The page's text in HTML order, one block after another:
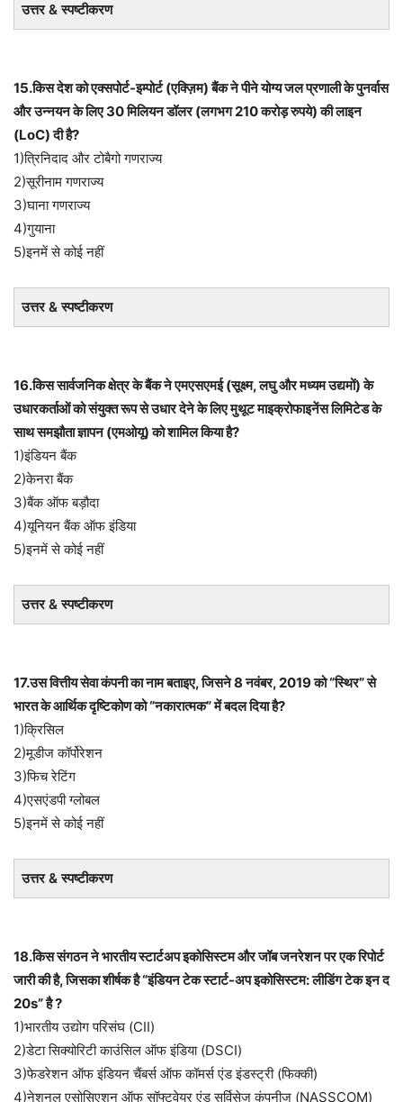
उत्तर & स्पष्टीकरण
15.किस देश को एक्सपोर्ट-इम्पोर्ट (एक्ज़िम) बैंक ने पीने योग्य जल प्रणाली के पुनर्वास
और उन्नयन के लिए 30 मिलियन डॉलर (लगभग 210 करोड़ रुपये) की लाइन
(LoC) दी है?
1)त्रिनिदाद और टोबैगो गणराज्य
2)सूरीनाम गणराज्य
3)घाना गणराज्य
4)गुयाना
5)इनमें से कोई नहीं
उत्तर & स्पष्टीकरण
16.किस सार्वजनिक क्षेत्र के बैंक ने एमएसएमई (सूक्ष्म, लघु और मध्यम उद्यमों) के
उधारकर्ताओं को संयुक्त रूप से उधार देने के लिए मुथूट माइक्रोफाइनेंस लिमिटेड के
साथ समझौता ज्ञापन (एमओयू) को शामिल किया है?
1)इंडियन बैंक
2)केनरा बैंक
3)बैंक ऑफ बड़ौदा
4)यूनियन बैंक ऑफ इंडिया
5)इनमें से कोई नहीं
उत्तर & स्पष्टीकरण
17.उस वित्तीय सेवा कंपनी का नाम बताइए, जिसने 8 नवंबर, 2019 को “स्थिर” से
भारत के आर्थिक दृष्टिकोण को “नकारात्मक” में बदल दिया है?
1)क्रिसिल
2)मूडीज कॉर्पोरेशन
3)फिच रेटिंग
4)एसएंडपी ग्लोबल
5)इनमें से कोई नहीं
उत्तर & स्पष्टीकरण
18.किस संगठन ने भारतीय स्टार्टअप इकोसिस्टम और जॉब जनरेशन पर एक रिपोर्ट
जारी की है, जिसका शीर्षक है “इंडियन टेक स्टार्ट-अप इकोसिस्टम: लीडिंग टेक इन द
20s” है ?
1)भारतीय उद्योग परिसंघ (CII)
2)डेटा सिक्योरिटी काउंसिल ऑफ इंडिया (DSCI)
3)फेडरेशन ऑफ इंडियन चैंबर्स ऑफ कॉमर्स एंड इंडस्ट्री (फिक्की)
4)नेशनल एसोसिएशन ऑफ सॉफ्टवेयर एंड सर्विसेज कंपनीज (NASSCOM)